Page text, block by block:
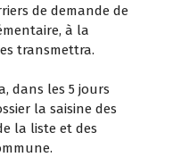
de demande de
à la
transmettra.
dans les 5 jours
la saisine des
la liste et des